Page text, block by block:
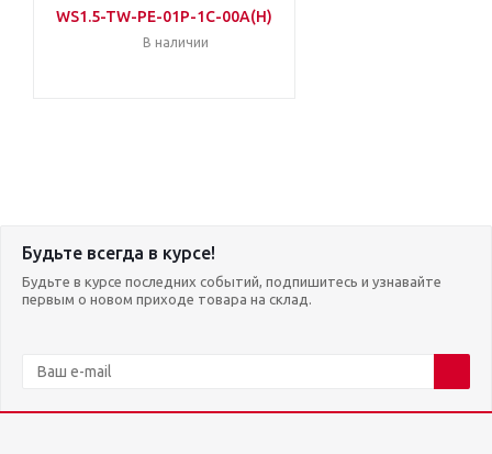
WS1.5-TW-PE-01P-1C-00A(H)
В наличии
Будьте всегда в курсе!
Будьте в курсе последних событий, подпишитесь и узнавайте
первым о новом приходе товара на склад.